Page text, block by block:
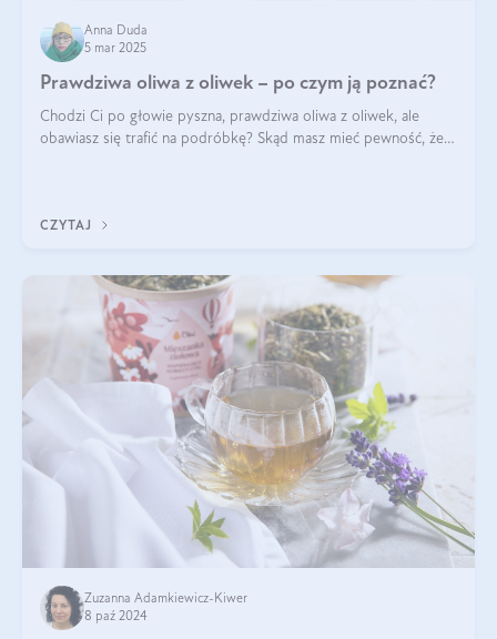
Anna Duda
5 mar 2025
Prawdziwa oliwa z oliwek – po czym ją poznać?
Chodzi Ci po głowie pyszna, prawdziwa oliwa z oliwek, ale
obawiasz się trafić na podróbkę? Skąd masz mieć pewność, że
CZYTAJ
Zuzanna Adamkiewicz-Kiwer
8 paź 2024